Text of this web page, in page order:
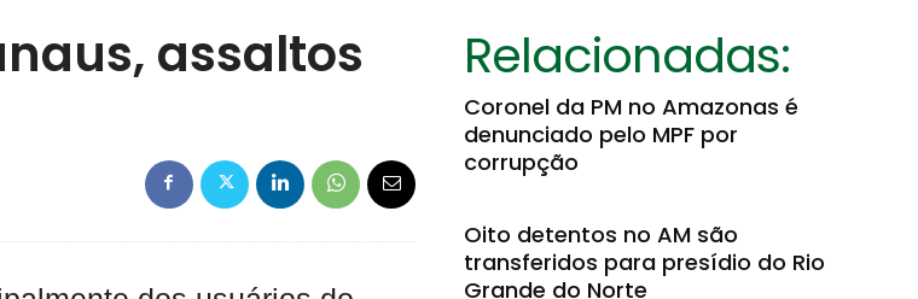
assaltos
Relacionadas:
Coronel da PM no Amazonas é
denunciado pelo MPF por
corrupção
Oito detentos no AM são
transferidos para presídio do Rio
Grande do Norte